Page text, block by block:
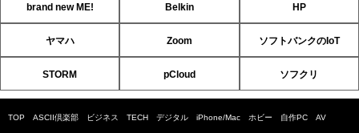
brand new ME! Belkin HP
ヤマハ Zoom ソフトバンクのIoT
STORM pCloud ソフクリ
TOP ASCII倶楽部 ビジネス TECH デジタル iPhone/Mac ホビー 自作PC AV